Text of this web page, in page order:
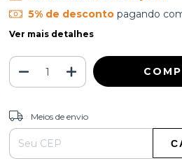
5% de descontopagando
Ver mais detalhes
Entregas para o CEP:
Meios de envio